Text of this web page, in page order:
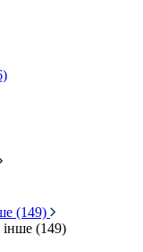
(149)
інше (149)